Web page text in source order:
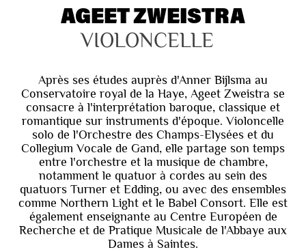
AGEET ZWEISTRA
VIOLONCELLE
Après ses études auprès d'Anner Bijlsma au
Conservatoire royal de la Haye, Ageet Zweistra se
consacre à l'interprétation baroque, classique et
romantique sur instruments d'époque. Violoncelle
solo de l'Orchestre des Champs-Elysées et du
Collegium Vocale de Gand, elle partage son temps
entre l'orchestre et la musique de chambre,
notamment le quatuor à cordes au sein des
quatuors Turner et Edding, ou avec des ensembles
comme Northern Light et le Babel Consort. Elle est
également enseignante au Centre Européen de
Recherche et de Pratique Musicale de l'Abbaye aux
Dames à Saintes.